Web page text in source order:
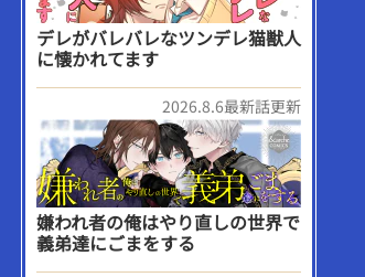
デレがバレバレなツンデレ猫獣人
に懐かれてます
2026.8.6最新話更新
嫌われ者の俺はやり直しの世界で
義弟達にごまをする